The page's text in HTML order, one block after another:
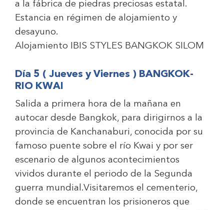
a la fábrica de piedras preciosas estatal.
Estancia en régimen de alojamiento y
desayuno.
Alojamiento IBIS STYLES BANGKOK SILOM
Día 5 ( Jueves y Viernes ) BANGKOK-
RIO KWAI
Salida a primera hora de la mañana en
autocar desde Bangkok, para dirigirnos a la
provincia de Kanchanaburi, conocida por su
famoso puente sobre el río Kwai y por ser
escenario de algunos acontecimientos
vividos durante el periodo de la Segunda
guerra mundial.Visitaremos el cementerio,
donde se encuentran los prisioneros que